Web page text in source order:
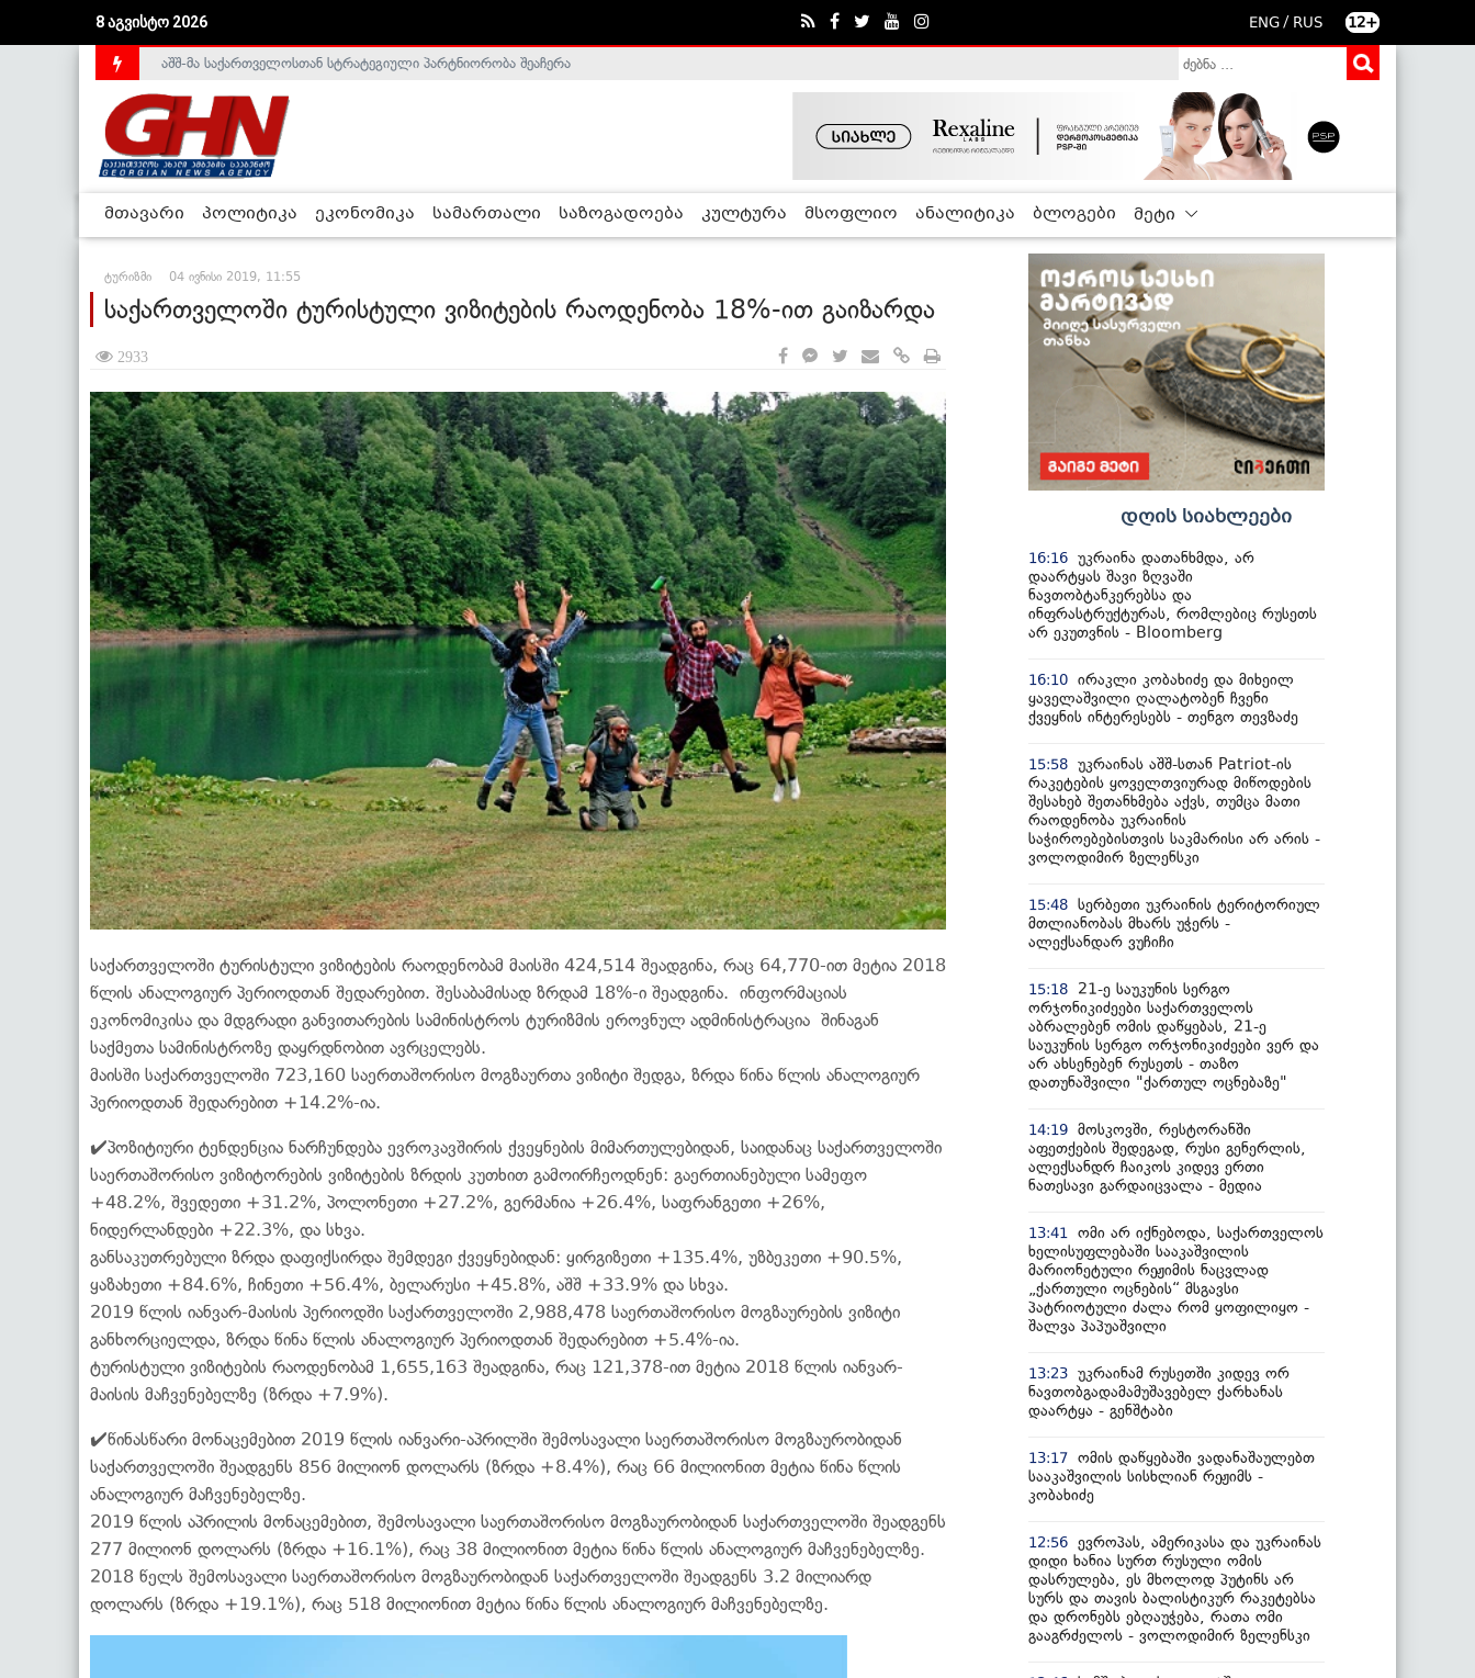
8 აგვისტო 2026 ENG / RUS 12+
საქართველოს დე-ფაქტო მთავრობა არალეგიტიმურია - ჰელსინკის კომისია
მთავარი პოლიტიკა ეკონომიკა სამართალი საზოგადოება კულტურა მსოფლიო ანალიტიკა ბლოგები მეტი
ტურიზმი 04 ივნისი 2019, 11:55
საქართველოში ტურისტული ვიზიტების რაოდენობა 18%-ით გაიზარდა
2933
საქართველოში ტურისტული ვიზიტების რაოდენობამ მაისში 424,514 შეადგინა, რაც 64,770-ით მეტია 2018
წლის ანალოგიურ პერიოდთან შედარებით. შესაბამისად ზრდამ 18%-ი შეადგინა. ინფორმაციას
ეკონომიკისა და მდგრადი განვითარების სამინისტროს ტურიზმის ეროვნულ ადმინისტრაცია შინაგან
საქმეთა სამინისტროზე დაყრდნობით ავრცელებს.
მაისში საქართველოში 723,160 საერთაშორისო მოგზაურთა ვიზიტი შედგა, ზრდა წინა წლის ანალოგიურ
პერიოდთან შედარებით +14.2%-ია.
✔️პოზიტიური ტენდენცია ნარჩუნდება ევროკავშირის ქვეყნების მიმართულებიდან, საიდანაც საქართველოში
საერთაშორისო ვიზიტორების ვიზიტების ზრდის კუთხით გამოირჩეოდნენ: გაერთიანებული სამეფო
+48.2%, შვედეთი +31.2%, პოლონეთი +27.2%, გერმანია +26.4%, საფრანგეთი +26%,
ნიდერლანდები +22.3%, და სხვა.
განსაკუთრებული ზრდა დაფიქსირდა შემდეგი ქვეყნებიდან: ყირგიზეთი +135.4%, უზბეკეთი +90.5%,
ყაზახეთი +84.6%, ჩინეთი +56.4%, ბელარუსი +45.8%, აშშ +33.9% და სხვა.
2019 წლის იანვარ-მაისის პერიოდში საქართველოში 2,988,478 საერთაშორისო მოგზაურების ვიზიტი
განხორციელდა, ზრდა წინა წლის ანალოგიურ პერიოდთან შედარებით +5.4%-ია.
ტურისტული ვიზიტების რაოდენობამ 1,655,163 შეადგინა, რაც 121,378-ით მეტია 2018 წლის იანვარ-
მაისის მაჩვენებელზე (ზრდა +7.9%).
✔️წინასწარი მონაცემებით 2019 წლის იანვარი-აპრილში შემოსავალი საერთაშორისო მოგზაურობიდან
საქართველოში შეადგენს 856 მილიონ დოლარს (ზრდა +8.4%), რაც 66 მილიონით მეტია წინა წლის
ანალოგიურ მაჩვენებელზე.
2019 წლის აპრილის მონაცემებით, შემოსავალი საერთაშორისო მოგზაურობიდან საქართველოში შეადგენს
277 მილიონ დოლარს (ზრდა +16.1%), რაც 38 მილიონით მეტია წინა წლის ანალოგიურ მაჩვენებელზე.
2018 წელს შემოსავალი საერთაშორისო მოგზაურობიდან საქართველოში შეადგენს 3.2 მილიარდ
დოლარს (ზრდა +19.1%), რაც 518 მილიონით მეტია წინა წლის ანალოგიურ მაჩვენებელზე.
დღის სიახლეები
16:16 უკრაინა დათანხმდა, არ
დაარტყას შავი ზღვაში
ნავთობტანკერებსა და
ინფრასტრუქტურას, რომლებიც რუსეთს
არ ეკუთვნის - Bloomberg
16:10 ირაკლი კობახიძე და მიხეილ
ყაველაშვილი ღალატობენ ჩვენი
ქვეყნის ინტერესებს - თენგო თევზაძე
15:58 უკრაინას აშშ-სთან Patriot-ის
რაკეტების ყოველთვიურად მიწოდების
შესახებ შეთანხმება აქვს, თუმცა მათი
რაოდენობა უკრაინის
საჭიროებებისთვის საკმარისი არ არის -
ვოლოდიმირ ზელენსკი
15:48 სერბეთი უკრაინის ტერიტორიულ
მთლიანობას მხარს უჭერს -
ალექსანდარ ვუჩიჩი
15:18
21-ე საუკუნის სერგო
ორჯონიკიძეები საქართველოს
აბრალებენ ომის დაწყებას, 21-ე
საუკუნის სერგო ორჯონიკიძეები ვერ და
არ ახსენებენ რუსეთს - თაზო
დათუნაშვილი "ქართულ ოცნებაზე"
14:19 მოსკოვში, რესტორანში
აფეთქების შედეგად, რუსი გენერლის,
ალექსანდრ ჩაიკოს კიდევ ერთი
ნათესავი გარდაიცვალა - მედია
13:41
ომი არ იქნებოდა, საქართველოს
ხელისუფლებაში სააკაშვილის
მარიონეტული რეჟიმის ნაცვლად
„ქართული ოცნების“ მსგავსი
პატრიოტული ძალა რომ ყოფილიყო -
შალვა პაპუაშვილი
13:23 უკრაინამ რუსეთში კიდევ ორ
ნავთობგადამამუშავებელ ქარხანას
დაარტყა - გენშტაბი
13:17 ომის დაწყებაში ვადანაშაულებთ
სააკაშვილის სისხლიან რეჟიმს -
კობახიძე
12:56 ევროპას, ამერიკასა და უკრაინას
დიდი ხანია სურთ რუსული ომის
დასრულება, ეს მხოლოდ პუტინს არ
სურს და თავის ბალისტიკურ რაკეტებსა
და დრონებს ებღაუჭება, რათა ომი
გააგრძელოს - ვოლოდიმირ ზელენსკი